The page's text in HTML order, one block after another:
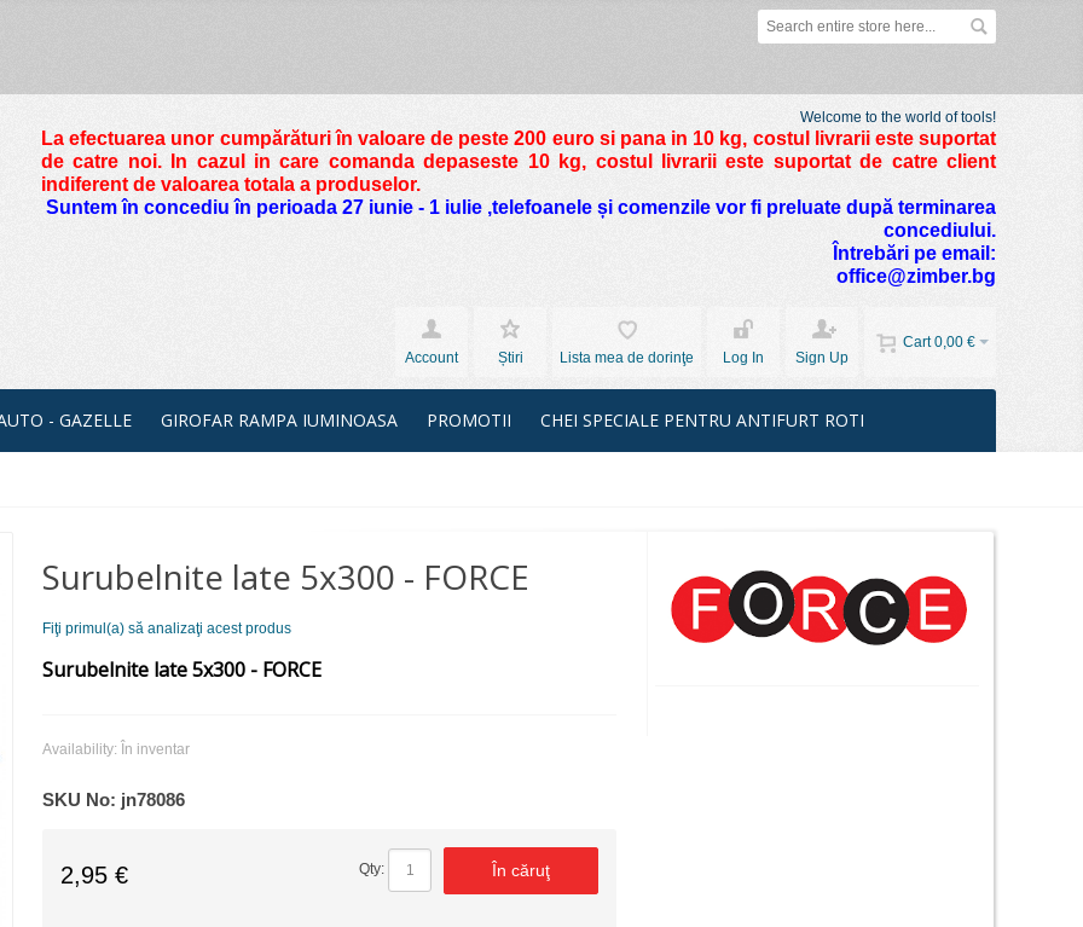
Welcome to the world of tools!
La efectuarea unor cumpărături în valoare de peste 200 euro si pana in 10 kg, costul livrarii este suportat
de catre noi. In cazul in care comanda depaseste 10 kg, costul livrarii este suportat de catre client
indiferent de valoarea totala a produselor.
Suntem în concediu în perioada 27 iunie - 1 iulie ,telefoanele și comenzile vor fi preluate după terminarea
concediului.
Întrebări pe email:
office@zimber.bg
Cart 0,00 €
Account
Știri Lista mea de dorinţe Log In Sign Up
- GAZELLE GIROFAR RAMPA IUMINOASA PROMOTII CHEI SPECIALE PENTRU ANTIFURT ROTI
Surubelnite late 5х300 - FORCE
Fiţi primul(a) să analizaţi acest produs
Surubelnite late 5х300 - FORCE
Availability: În inventar
SKU No: jn78086
2,95 € Qty: În căruţ